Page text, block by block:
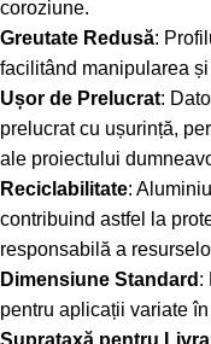
coroziune.
Greutate Redusă:
facilitând manipularea
Ușor de Prelucrat:
prelucrat cu ușurință,
ale proiectului
Reciclabilitate:
contribuind astfel la
responsabilă a
Dimensiune Standard :
pentru aplicații variate
Suprataxă pentru